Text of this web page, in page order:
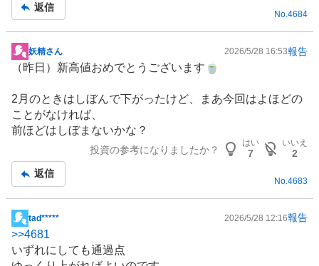
事
返信
No.4684
掲
示
記
事
妖精さん 2026/5/28 16:53報告
（昨日）新高値おめでとうございます🍵
2月のときはしぼんで下がったけど、まあ今回はよほどの
ことがなければ、
前ほどはしぼまないかな？
投資の参考になりましたか？
はい
7
いいえ
2
返信
No. 4683
掲
示
板
tad***** 2026/5/28 12:16報告
>>4681
いずれにしても通過点